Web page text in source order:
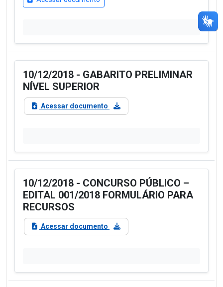
10/12/2018 - GABARITO PRELIMINAR
NÍVEL SUPERIOR
Acessar documento
10/12/2018 - CONCURSO PÚBLICO –
EDITAL 001/2018 FORMULÁRIO PARA
RECURSOS
Acessar documento